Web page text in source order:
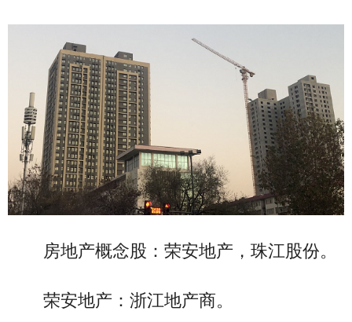
房地产概念股：荣安地产，珠江股份。
荣安地产：浙江地产商。